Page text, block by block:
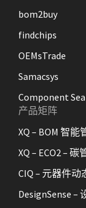
bom2buy
findchips
OEMsTrade
Samacsys
Component
产品矩阵
XQ – BOM 智能
XQ – ECO2 – 碳
CIQ – 元器件动
DesignSense –